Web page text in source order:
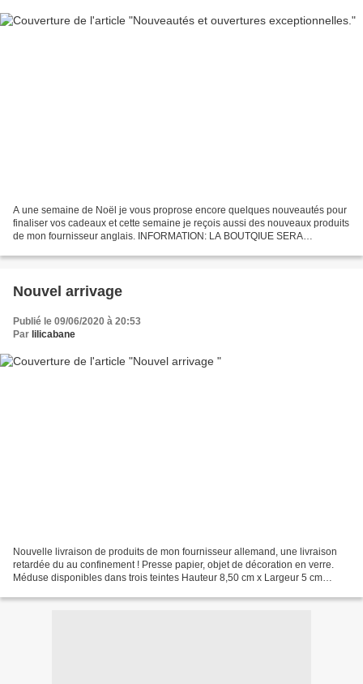
A une semaine de Noël je vous proprose encore quelques nouveautés pour
finaliser vos cadeaux et cette semaine je reçois aussi des nouveaux produits
de mon fournisseur anglais. INFORMATION: LA BOUTQIUE SERA
Nouvel arrivage
Publié le 09/06/2020 à 20:53
Par lilicabane
Nouvelle livraison de produits de mon fournisseur allemand, une livraison
retardée du au confinement ! Presse papier, objet de décoration en verre.
Méduse disponibles dans trois teintes Hauteur 8,50 cm x Largeur 5 cm